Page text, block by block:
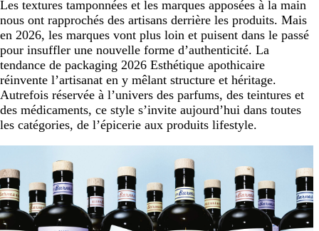
Les textures tamponnées et les marques apposées à la main
nous ont rapprochés des artisans derrière les produits. Mais
en 2026, les marques vont plus loin et puisent dans le passé
pour insuffler une nouvelle forme d’authenticité. La
tendance de packaging 2026 Esthétique apothicaire
réinvente l’artisanat en y mêlant structure et héritage.
Autrefois réservée à l’univers des parfums, des teintures et
des médicaments, ce style s’invite aujourd’hui dans toutes
les catégories, de l’épicerie aux produits lifestyle.